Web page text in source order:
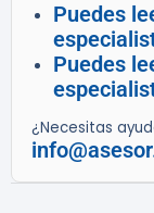
Puedes
Puedes
¿Necesitas